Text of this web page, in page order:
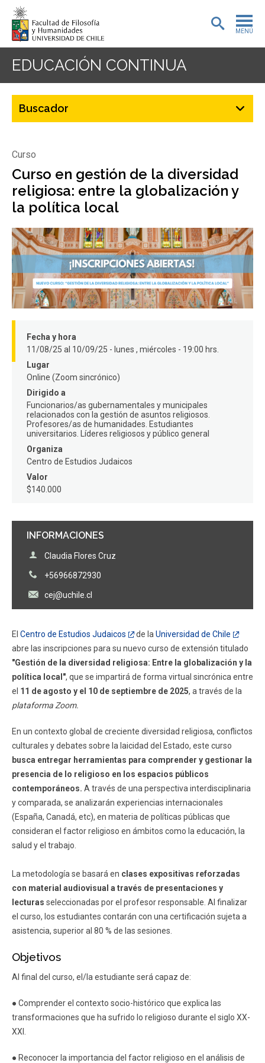
MENÚ
PORTADA
INVESTIGACIÓN
EXTENSIÓN
DEPARTAMENTOS
FACULTAD
Estudiantes Funcionarios
EDUCACIÓN CONTINUA
Curso
Curso en gestión de la diversidad
religiosa: entre la globalización y
la política local
INFORMACIONES
Claudia Flores Cruz
+56966872930
cej@uchile.cl
Fecha y hora
11/08/25 al 10/09/25 - lunes , miércoles - 19:00 hrs.
Lugar
Online (Zoom sincrónico)
Dirigido a
Funcionarios/as gubernamentales y municipales
relacionados con la gestión de asuntos religiosos.
Profesores/as de humanidades. Estudiantes
universitarios. Líderes religiosos y público general
Organiza
Centro de Estudios Judaicos
Valor
$140.000
El Centro de Estudios Judaicos de la Universidad de Chile
abre las inscripciones para su nuevo curso de extensión titulado
"Gestión de la diversidad religiosa: Entre la globalización y la
política local", que se impartirá de forma virtual sincrónica entre
el 11 de agosto y el 10 de septiembre de 2025, a través de la
plataforma Zoom.
En un contexto global de creciente diversidad religiosa, conflictos
culturales y debates sobre la laicidad del Estado, este curso
busca entregar herramientas para comprender y gestionar la
presencia de lo religioso en los espacios públicos
contemporáneos. A través de una perspectiva interdisciplinaria
y comparada, se analizarán experiencias internacionales
(España, Canadá, etc), en materia de políticas públicas que
consideran el factor religioso en ámbitos como la educación, la
salud y el trabajo.
La metodología se basará en clases expositivas reforzadas
con material audiovisual a través de presentaciones y
lecturas seleccionadas por el profesor responsable. Al finalizar
el curso, los estudiantes contarán con una certificación sujeta a
asistencia, superior al 80 % de las sesiones.
Objetivos
Al final del curso, el/la estudiante será capaz de:
● Comprender el contexto socio-histórico que explica las
transformaciones que ha sufrido lo religioso durante el siglo XX-
XXI.
● Reconocer la importancia del factor religioso en el análisis de